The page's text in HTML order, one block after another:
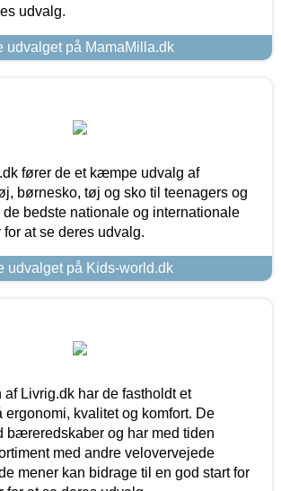
udvalg.
udvalget på MamaMilla.dk
fører de et kæmpe udvalg af
børnesko, tøj og sko til teenagers og
de bedste nationale og internationale
at se deres udvalg.
udvalget på Kids-world.dk
af Livrig.dk har de fastholdt et
ergonomi, kvalitet og komfort. De
bæreredskaber og har med tiden
med andre velovervejede
mener kan bidrage til en god start for